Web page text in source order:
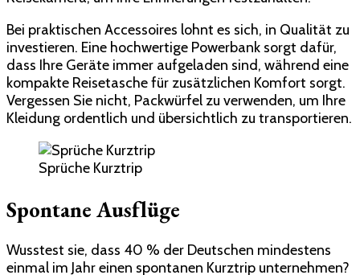
Bei praktischen Accessoires lohnt es sich, in Qualität zu
investieren. Eine hochwertige Powerbank sorgt dafür,
dass Ihre Geräte immer aufgeladen sind, während eine
kompakte Reisetasche für zusätzlichen Komfort sorgt.
Vergessen Sie nicht, Packwürfel zu verwenden, um Ihre
Kleidung ordentlich und übersichtlich zu transportieren.
Sprüche Kurztrip
Spontane Ausflüge
Wusstest sie, dass 40 % der Deutschen mindestens
einmal im Jahr einen spontanen Kurztrip unternehmen?